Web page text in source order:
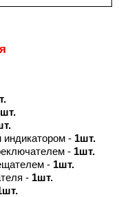
- 1шт.
- 1шт.
- 1шт.
- 1шт.